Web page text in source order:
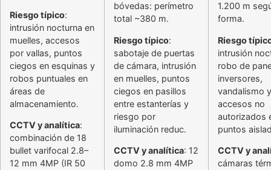
Riesgo típico:
intrusión nocturna en
muelles, accesos
por vallas, puntos
ciegos en esquinas y
robos puntuales en
áreas de
almacenamiento.
CCTV y analítica:
combinación de 18
bullet varifocal 2.8–
12 mm 4MP (IR 50
bóvedas: perímetro
total ~380 m.
Riesgo típico:
sabotaje de puertas
de cámara, intrusión
en muelles, puntos
ciegos en pasillos
entre estanterías y
riesgo por
iluminación reduc.
CCTV y analítica: 12
domo 2.8 mm 4MP
1.200 m
forma.
Riesgo
intrusión
robo de
inversores,
vandalismo y
accesos no
autorizados
puntos
CCTV y
cámaras